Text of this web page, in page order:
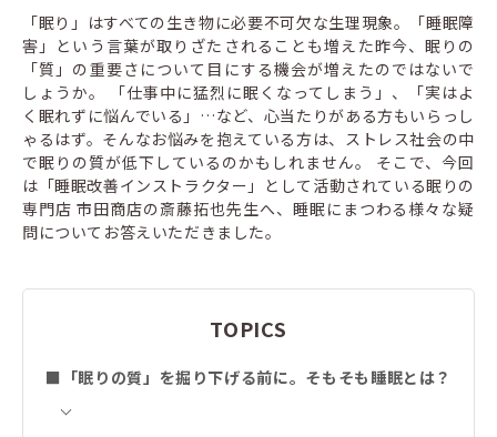
「眠り」はすべての生き物に必要不可欠な生理現象。「睡眠障
害」という言葉が取りざたされることも増えた昨今、眠りの
「質」の重要さについて目にする機会が増えたのではないで
しょうか。 「仕事中に猛烈に眠くなってしまう」、「実はよ
く眠れずに悩んでいる」…など、心当たりがある方もいらっし
ゃるはず。そんなお悩みを抱えている方は、ストレス社会の中
で眠りの質が低下しているのかもしれません。 そこで、今回
は「睡眠改善インストラクター」として活動されている眠りの
専門店 市田商店の斎藤拓也先生へ、睡眠にまつわる様々な疑
問についてお答えいただきました。
TOPICS
■「眠りの質」を掘り下げる前に。そもそも睡眠とは？